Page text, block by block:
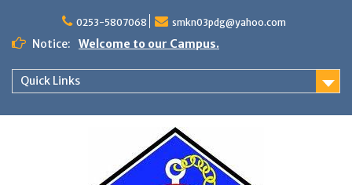
content
0253-5807068 smkn03pdg@yahoo.com
Notice: Welcome to our Campus.
Quick Links